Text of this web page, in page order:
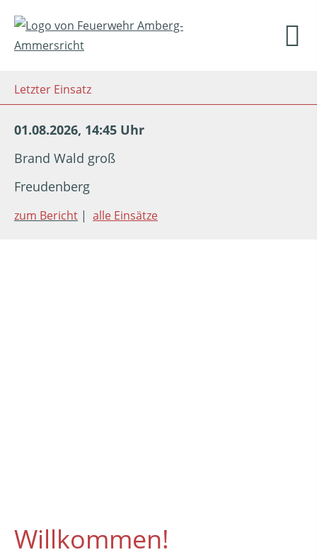
Letzter Einsatz
01.08.2026, 14:45 Uhr
Brand Wald groß
Freudenberg
zum Bericht | alle Einsätze
Willkommen!